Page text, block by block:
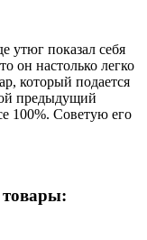
утюг показал себя
он настолько легко
который подается
предыдущий
100%. Советую его